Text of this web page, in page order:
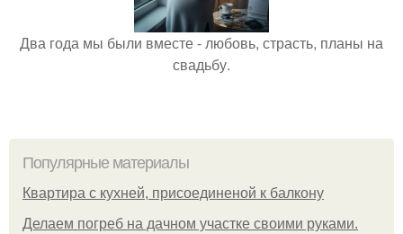
Два года мы были вместе - любовь, страсть, планы на
свадьбу.
Популярные материалы
Квартира с кухней, присоединеной к балкону
Делаем погреб на дачном участке своими руками.